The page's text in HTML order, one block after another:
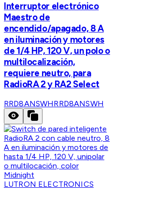
Interruptor electrónico
Maestro de
encendido/apagado, 8 A
en iluminación y motores
de 1/4 HP, 120 V, un polo o
multilocalización,
requiere neutro, para
RadioRA 2 y RA2 Select
RRD8ANSWHRRD8ANSWH
LUTRON ELECTRONICS